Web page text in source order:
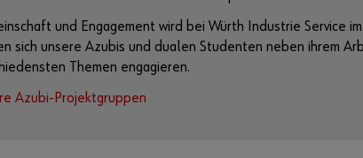
und Engagement wird bei Würth Industrie Service
sich unsere Azubis und dualen Studenten neben ihrem
Themen engagieren.
Azubi-Projektgruppen